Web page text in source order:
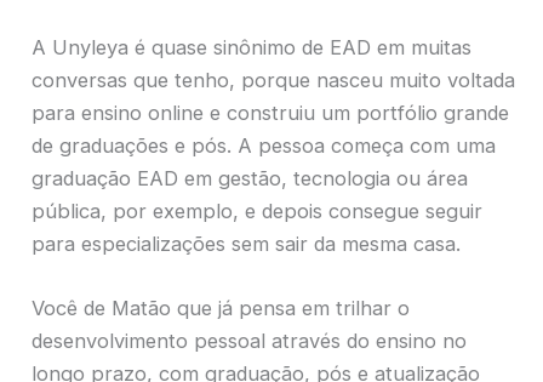
A Unyleya é quase sinônimo de EAD em muitas
conversas que tenho, porque nasceu muito voltada
para ensino online e construiu um portfólio grande
de graduações e pós. A pessoa começa com uma
graduação EAD em gestão, tecnologia ou área
pública, por exemplo, e depois consegue seguir
para especializações sem sair da mesma casa.
Você de Matão que já pensa em trilhar o
desenvolvimento pessoal através do ensino no
longo prazo, com graduação, pós e atualização